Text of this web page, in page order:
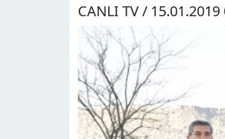
CANLI TV / 15.01.2019